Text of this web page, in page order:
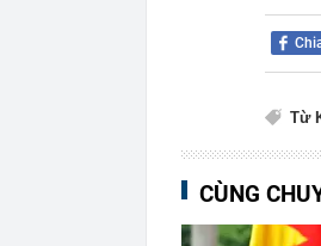
Từ
CÙNG